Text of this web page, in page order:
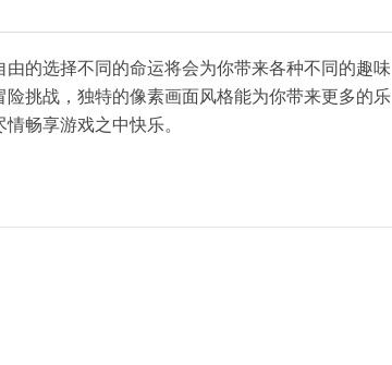
的选择不同的命运将会为你带来各种不同的趣味
挑战，独特的像素画面风格能为你带来更多的乐
畅享游戏之中快乐。